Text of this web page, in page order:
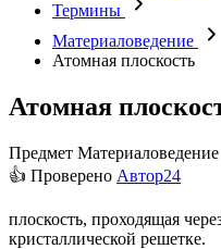
Термины
Материаловедение
Атомная плоскость
Атомная
Предмет Материаловедение
👍 Проверено Автор24
плоскость, проходящая
кристаллической решетке.